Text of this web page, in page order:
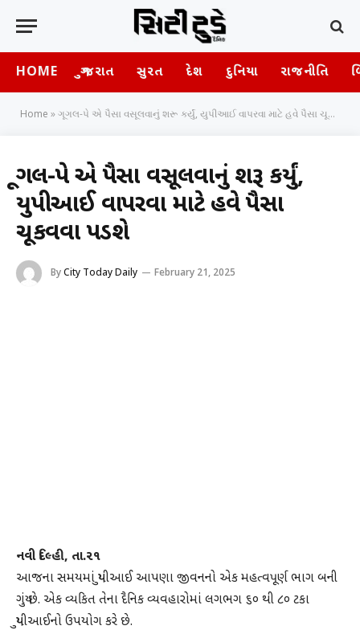
HOME ગુજરાત સુરત દેશ દુનિયા રાજનીતિ
Home »ગૂગલ-પે એ પૈસા વસૂલવાનું શરૂ કર્યું, યુપીઆઈ વાપરવા માટે હવે પૈસા ચૂકવવા પડશે
ગૂગલ-પે એ પૈસા વસૂલવાનું શરૂ કર્યું,
યુપીઆઈ વાપરવા માટે હવે પૈસા
ચૂકવવા પડશે
ByCity Today Daily February 21, 2025
નવી દિલ્હી, તા.૨૧
આજના સમયમાં યુપીઆઈ આપણા જીવનનો એક મહત્વપૂર્ણ ભાગ બની
ગયું છે. એક વ્યકિત તેના દૈનિક વ્યવહારોમાં લગભગ ૬૦ થી ૮૦ ટકા
યુપીઆઈનો ઉપયોગ કરે છે.